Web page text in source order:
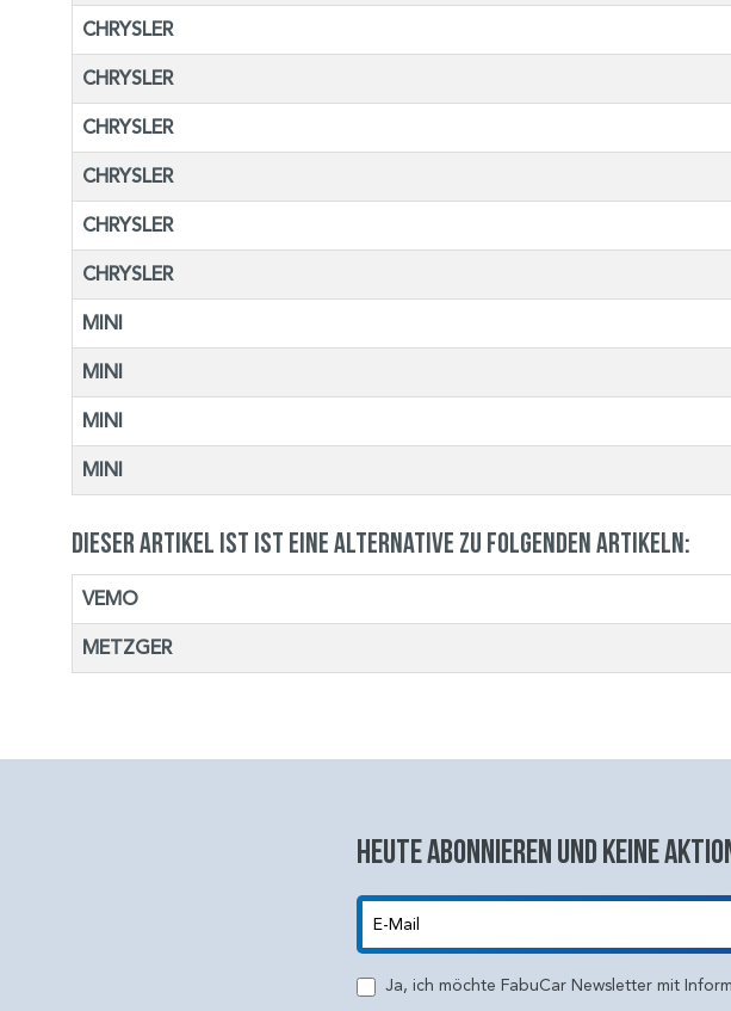
CHRYSLER
CHRYSLER
CHRYSLER
CHRYSLER
CHRYSLER
CHRYSLER
MINI
MINI
MINI
MINI
Dieser Artikel ist ist eine Alternative zu folgenden Artikeln:
VEMO
METZGER
Heute abonnieren und keine
Ja, ich möchte FabuCar Newsletter mit